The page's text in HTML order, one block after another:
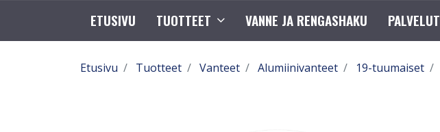
ETUSIVU TUOTTEET VANNE JA RENGASHAKU PALVELUT
Etusivu Tuotteet Vanteet Alumiinivanteet 19-tuumaiset